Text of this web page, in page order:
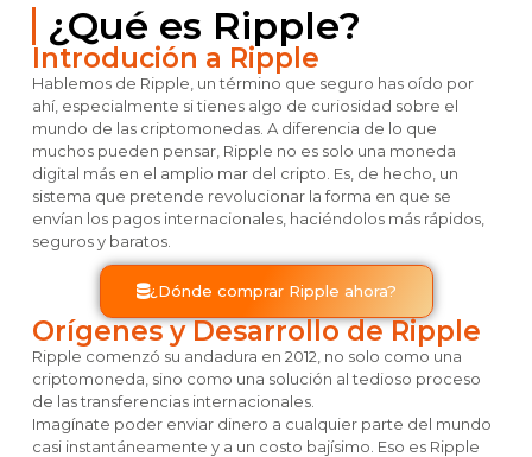
¿Qué es Ripple?
Introdución a Ripple
Hablemos de Ripple, un término que seguro has oído por
ahí, especialmente si tienes algo de curiosidad sobre el
mundo de las criptomonedas. A diferencia de lo que
muchos pueden pensar, Ripple no es solo una moneda
digital más en el amplio mar del cripto. Es, de hecho, un
sistema que pretende revolucionar la forma en que se
envían los pagos internacionales, haciéndolos más rápidos,
seguros y baratos.
¿Dónde comprar Ripple ahora?
Orígenes y Desarrollo de Ripple
Ripple comenzó su andadura en 2012, no solo como una
criptomoneda, sino como una solución al tedioso proceso
de las transferencias internacionales.
Imagínate poder enviar dinero a cualquier parte del mundo
casi instantáneamente y a un costo bajísimo. Eso es Ripple